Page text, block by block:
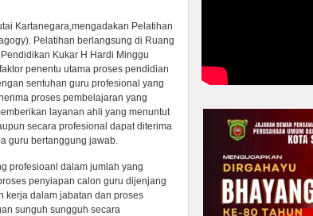
Kartanegara,mengadakan Pelatihan
Pelatihan berlangsung di Ruang
Kukar H Hardi Minggu
penentu utama proses pendidian
sentuhan guru profesional yang
proses pembelajaran yang
layanan ahli yang menuntut
secara profesional dapat diterima
guru bertanggung jawab.
profesioanl dalam jumlah yang
penyiapan calon guru dijenjang
kerja dalam jabatan dan proses
sunguh sungguh secara